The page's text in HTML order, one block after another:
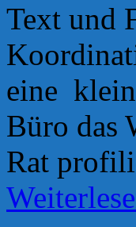
Text und
eine
Büro das
Rat